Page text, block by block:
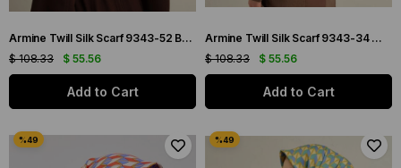
Armine Twill Silk Scarf 9343-52 Brown Mixed Pattern
$ 55.56
$ 108.33
Add to Cart
Armine Twill Silk Scarf 9343-34 White Mixed Pattern
$ 55.56
$ 108.33
Add to Cart